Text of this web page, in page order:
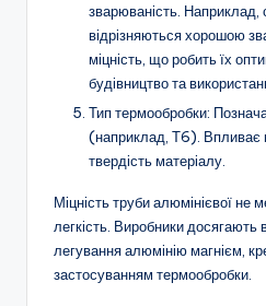
зварюваність.
відрізняються хорошою
міцність, що робить їх
будівництво та
Тип термообробки:
(наприклад, Т6). Впливає
твердість матеріалу.
Міцність труби алюмінієвої не
легкість. Виробники досягають
легування алюмінію магнієм,
застосуванням термообробки.